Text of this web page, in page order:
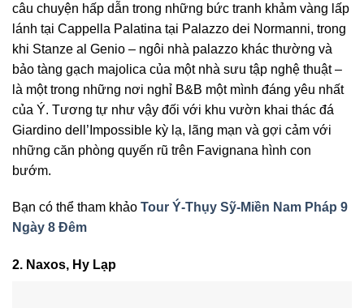
câu chuyện hấp dẫn trong những bức tranh khảm vàng lấp
lánh tại Cappella Palatina tại Palazzo dei Normanni, trong
khi Stanze al Genio – ngôi nhà palazzo khác thường và
bảo tàng gạch majolica của một nhà sưu tập nghệ thuật –
là một trong những nơi nghỉ B&B một mình đáng yêu nhất
của Ý. Tương tự như vậy đối với khu vườn khai thác đá
Giardino dell’Impossible kỳ lạ, lãng mạn và gợi cảm với
những căn phòng quyến rũ trên Favignana hình con
bướm.
Bạn có thể tham khảo Tour Ý-Thụy Sỹ-Miền Nam Pháp 9
Ngày 8 Đêm
2. Naxos, Hy Lạp